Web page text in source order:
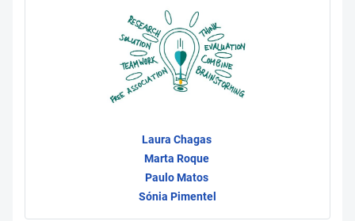
Laura Chagas
Marta Roque
Paulo Matos
Sónia Pimentel